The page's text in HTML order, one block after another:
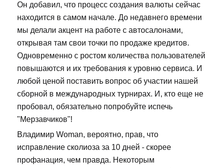
Он добавил, что процесс создания валюты сейчас
находится в самом начале. До недавнего времени
мы делали акцент на работе с автосалонами,
открывая там свои точки по продаже кредитов.
Одновременно с ростом количества пользователей
повышаются и их требования к уровню сервиса. И
любой ценой поставить вопрос об участии нашей
сборной в международных турнирах. И, кто еще не
пробовал, обязательно попробуйте испечь
"Мерзавчиков"!
Владимир Woman, вероятно, прав, что
исправление сколиоза за 10 дней - скорее
профанация, чем правда. Некоторым